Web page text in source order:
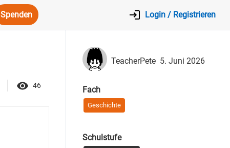
Spenden Login / Registrieren
46
TeacherPete 5. Juni 2026
Fach
Geschichte
Schulstufe